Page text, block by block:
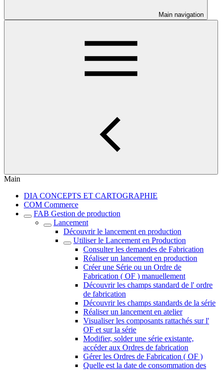
Main navigation
Main
DIA CONCEPTS ET CARTOGRAPHIE
COM Commerce
FAB Gestion de production
Lancement
Découvrir le lancement en production
Utiliser le Lancement en Production
Consulter les demandes de Fabrication
Réaliser un lancement en production
Créer une Série ou un Ordre de
Fabrication ( OF ) manuellement
Découvrir les champs standard de l' ordre
de fabrication
Découvrir les champs standards de la série
Réaliser un lancement en atelier
Visualiser les composants rattachés sur l'
OF et sur la série
Modifier, solder une série existante,
accéder aux Ordres de fabrication
Gérer les Ordres de Fabrication ( OF )
Quelle est la date de consommation des